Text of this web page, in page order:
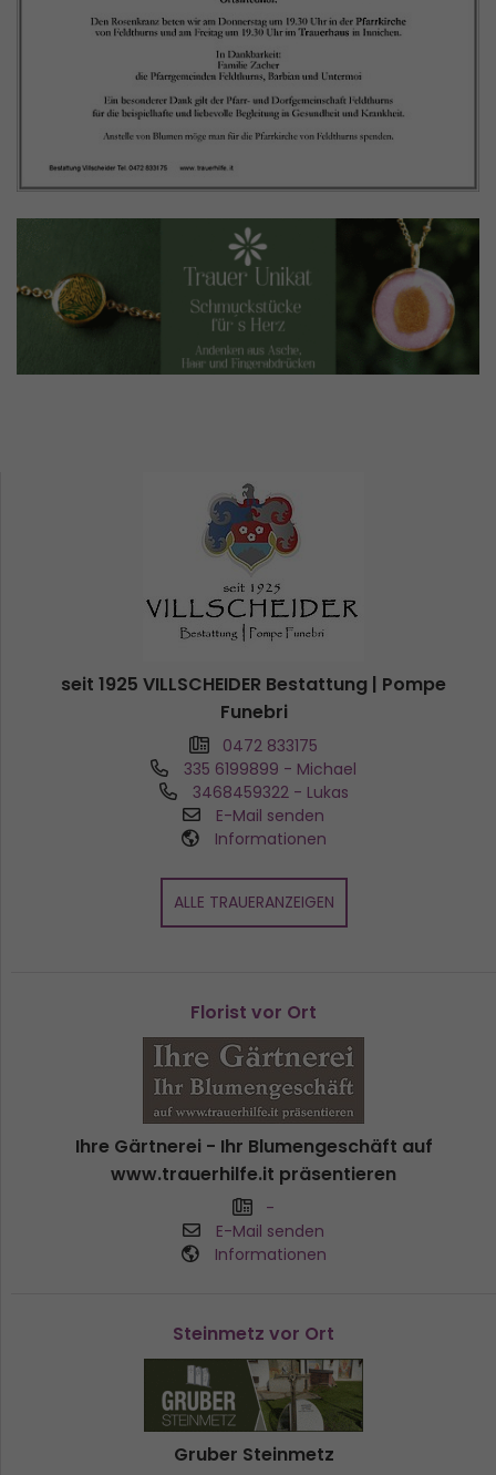
seit 1925 VILLSCHEIDER Bestattung | Pompe
Funebri
0472 833175
335 6199899 - Michael
3468459322 - Lukas
E-Mail senden
Informationen
ALLE TRAUERANZEIGEN
Florist vor Ort
Ihre Gärtnerei - Ihr Blumengeschäft auf
www.trauerhilfe.it präsentieren
-
E-Mail senden
Informationen
Steinmetz vor Ort
Gruber Steinmetz